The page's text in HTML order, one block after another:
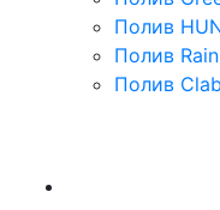
Полив
Полив
Полив